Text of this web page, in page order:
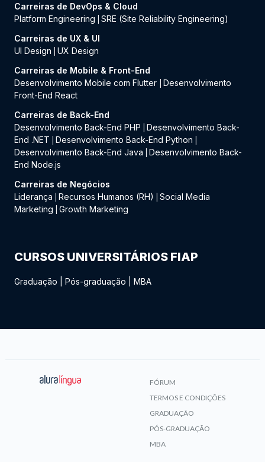
Carreiras de DevOps & Cloud
Platform Engineering
SRE (Site Reliability Engineering)
Carreiras de UX & UI
UI Design
UX Design
Carreiras de Mobile & Front-End
Desenvolvimento Mobile com Flutter
Desenvolvimento
Front-End React
Carreiras de Back-End
Desenvolvimento Back-End PHP
Desenvolvimento Back-
End .NET
Desenvolvimento Back-End Python
Desenvolvimento Back-End Java
Desenvolvimento Back-
End Node.js
Carreiras de Negócios
Liderança
Recursos Humanos (RH)
Social Media
Marketing
Growth Marketing
CURSOS UNIVERSITÁRIOS FIAP
Graduação Pós-graduação MBA
FÓRUM
TERMOS E CONDIÇÕES
GRADUAÇÃO
PÓS-GRADUAÇÃO
MBA